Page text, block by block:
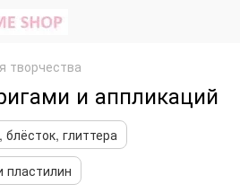
творчества
и аппликаций
глиттера
пластилин